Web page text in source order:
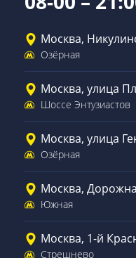
Москва,
Озёрная
Москва, улица
Шоссе Энтузиастов
Москва, улица
Озёрная
Москва,
Южная
Москва, 1-й
Стрешнево